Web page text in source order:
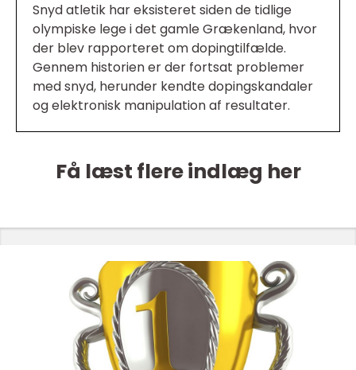
Snyd atletik har eksisteret siden de tidlige
olympiske lege i det gamle Grækenland, hvor
der blev rapporteret om dopingtilfælde.
Gennem historien er der fortsat problemer
med snyd, herunder kendte dopingskandaler
og elektronisk manipulation af resultater.
Få læst flere indlæg her